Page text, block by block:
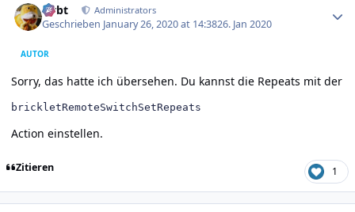
rtrbt Administrators
Geschrieben January 26, 2020 at 14:3826. Jan 2020
AUTOR
Sorry, das hatte ich übersehen. Du kannst die Repeats mit der
brickletRemoteSwitchSetRepeats
Action einstellen.
Zitieren 1